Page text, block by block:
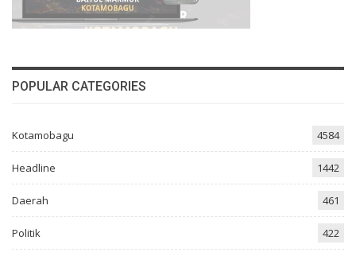
POPULAR CATEGORIES
Kotamobagu 4584
Headline 1442
Daerah 461
Politik 422